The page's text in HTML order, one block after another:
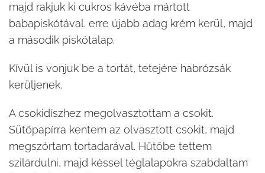
majd rakjuk ki cukros kávéba mártott
babapiskótával. erre újabb adag krém kerül, majd
a második piskótalap.
Kívül is vonjuk be a tortát, tetejére habrózsák
kerüljenek.
A csokidíszhez megolvasztottam a csokit.
Sütőpapírra kentem az olvasztott csokit, majd
megszórtam tortadarával. Hűtőbe tettem
szilárdulni, majd késsel téglalapokra szabdaltam